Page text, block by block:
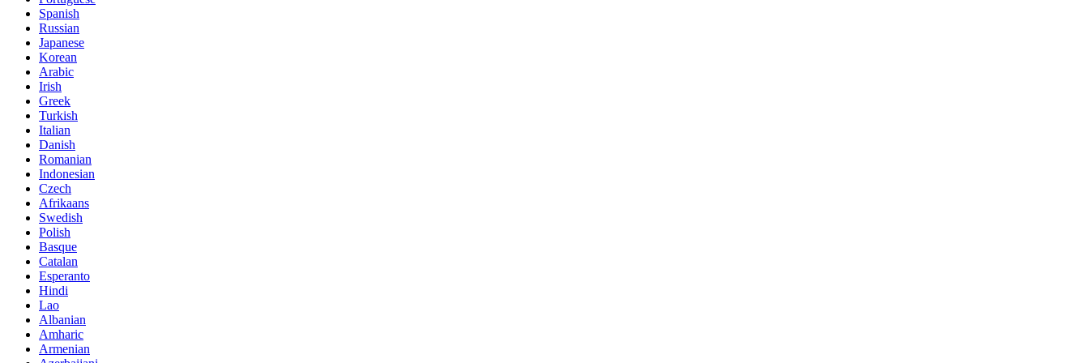
Spanish
Russian
Japanese
Korean
Arabic
Irish
Greek
Turkish
Italian
Danish
Romanian
Indonesian
Czech
Afrikaans
Swedish
Polish
Basque
Catalan
Esperanto
Hindi
Lao
Albanian
Amharic
Armenian